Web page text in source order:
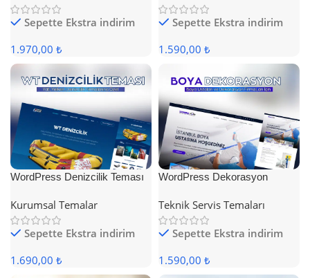
Sepette Ekstra indirim
1.970,00 ₺
Sepette Ekstra indirim
1.590,00 ₺
WordPress Denizcilik Teması
Kurumsal Temalar
Sepette Ekstra indirim
1.690,00 ₺
WordPress Dekorasyon
Teknik Servis Temaları
Sepette Ekstra indirim
1.590,00 ₺